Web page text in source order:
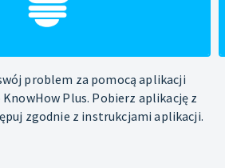
problem za pomocą aplikacji
Plus. Pobierz aplikację z
zgodnie z instrukcjami aplikacji.